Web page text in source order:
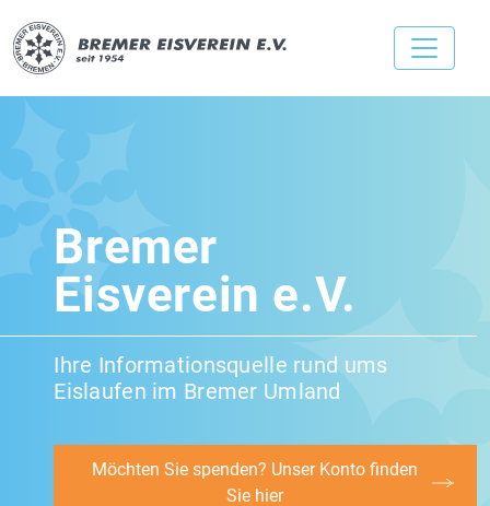
Bremer
Eisverein e.V.
Ihre Informationsquelle rund ums
Eislaufen im Bremer Umland
Möchten Sie spenden? Unser Konto finden
Sie hier